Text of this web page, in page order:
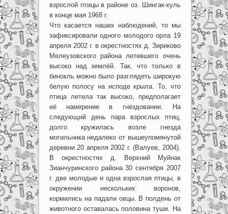
взрослой птицы в районе оз. Шингак-куль
в конце мая 1968 г.
Что касается наших наблюдений, то мы
зафиксировали одного молодого орла 19
апреля 2002 г. в окрестностях д. Зириково
Мелеузовского района летевшего очень
высоко над землёй. Так, что только в
бинокль можно было разглядеть широкую
белую полосу на исподе крыла. То, что
птица летела так высоко, предполагает
её намерение в гнездовании. На
следующий день пара взрослых птиц,
долго кружилась возле гнезда
могильника недалеко от вышеупомянутой
деревни 20 апреля 2002 г. (Валуев, 2004).
В окрестностях д. Верхний Муйнак
Зианчуринского района 30 сентября 2007
г. две молодые и одна взрослая птицы, в
окружении нескольких воронов,
кормились на падали овцы. В полдень от
животного оставалась половина туши. На